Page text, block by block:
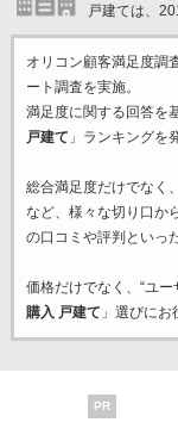
戸建ては、
オリコン顧客満足度調
ート調査を実施。
満足度に関する回答を
戸建て 」ランキングを
総合満足度だけでなく
など、様々な切り口か
の口コミや評判といっ
価格だけでなく、“ユ
購入 戸建て 」選びにお
PR